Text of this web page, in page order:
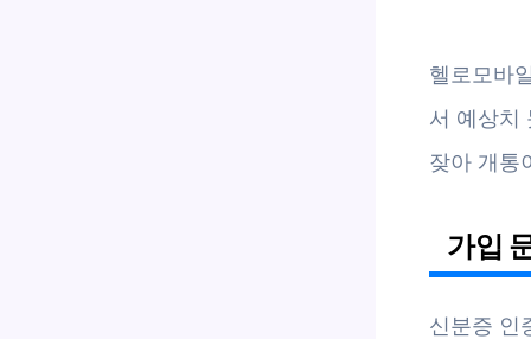
헬로모바
서 예상치
잦아 개통
가입
신분증 인